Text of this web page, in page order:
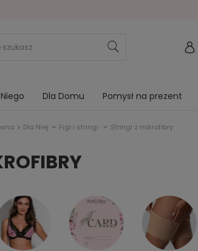
Dla Domu Pomysł na prezent
Dla Niej Figi i stringi Stringi z mikrofibry